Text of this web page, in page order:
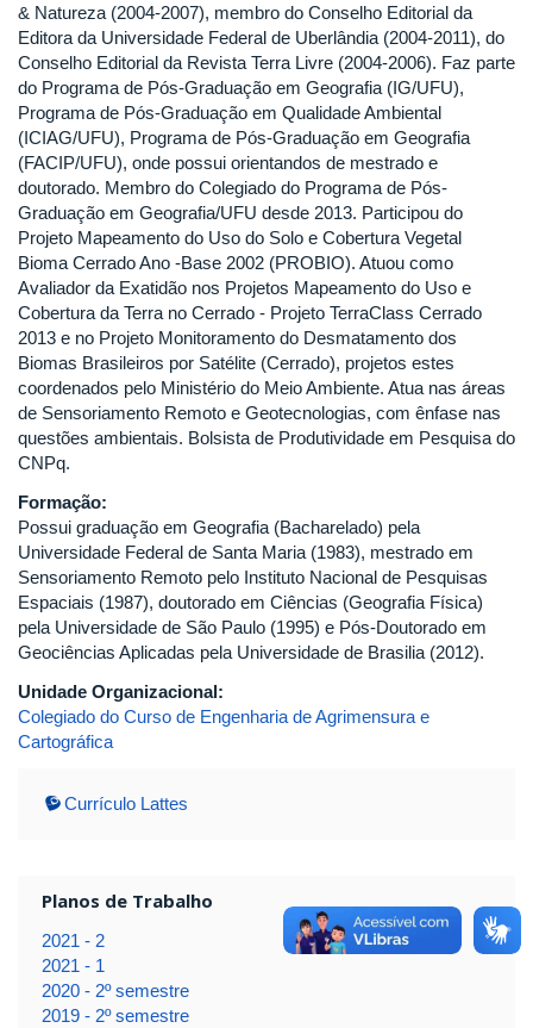
& Natureza (2004-2007), membro do Conselho Editorial da
Editora da Universidade Federal de Uberlândia (2004-2011), do
Conselho Editorial da Revista Terra Livre (2004-2006). Faz parte
do Programa de Pós-Graduação em Geografia (IG/UFU),
Programa de Pós-Graduação em Qualidade Ambiental
(ICIAG/UFU), Programa de Pós-Graduação em Geografia
(FACIP/UFU), onde possui orientandos de mestrado e
doutorado. Membro do Colegiado do Programa de Pós-
Graduação em Geografia/UFU desde 2013. Participou do
Projeto Mapeamento do Uso do Solo e Cobertura Vegetal
Bioma Cerrado Ano -Base 2002 (PROBIO). Atuou como
Avaliador da Exatidão nos Projetos Mapeamento do Uso e
Cobertura da Terra no Cerrado - Projeto TerraClass Cerrado
2013 e no Projeto Monitoramento do Desmatamento dos
Biomas Brasileiros por Satélite (Cerrado), projetos estes
coordenados pelo Ministério do Meio Ambiente. Atua nas áreas
de Sensoriamento Remoto e Geotecnologias, com ênfase nas
questões ambientais. Bolsista de Produtividade em Pesquisa do
CNPq.
Formação:
Possui graduação em Geografia (Bacharelado) pela
Universidade Federal de Santa Maria (1983), mestrado em
Sensoriamento Remoto pelo Instituto Nacional de Pesquisas
Espaciais (1987), doutorado em Ciências (Geografia Física)
pela Universidade de São Paulo (1995) e Pós-Doutorado em
Geociências Aplicadas pela Universidade de Brasilia (2012).
Unidade Organizacional:
Colegiado do Curso de Engenharia de Agrimensura e
Cartográfica
Currículo Lattes
Planos de Trabalho
2021 - 2
2021 - 1
2020 - 2º semestre
2019 - 2º semestre